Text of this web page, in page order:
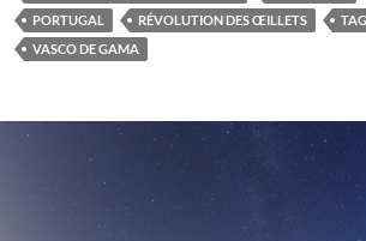
PORTUGAL
RÉVOLUTION DES ŒILLETS
VASCO DE GAMA